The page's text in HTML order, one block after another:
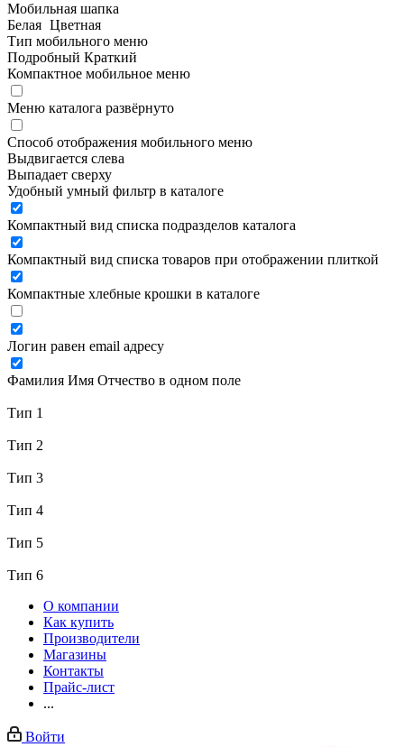
Мобильная шапка
Белая Цветная
Тип мобильного меню
Подробный Краткий
Компактное мобильное меню
Меню каталога развёрнуто
Способ отображения мобильного меню
Выдвигается слева
Выпадает сверху
Удобный умный фильтр в каталоге
Компактный вид списка подразделов каталога
Компактный вид списка товаров при отображении плиткой
Компактные хлебные крошки в каталоге
Логин равен email адресу
Фамилия Имя Отчество в одном поле
Тип 1
Тип 2
Тип 3
Тип 4
Тип 5
Тип 6
О компании
Как купить
Производители
Магазины
Контакты
Прайс-лист
...
Войти